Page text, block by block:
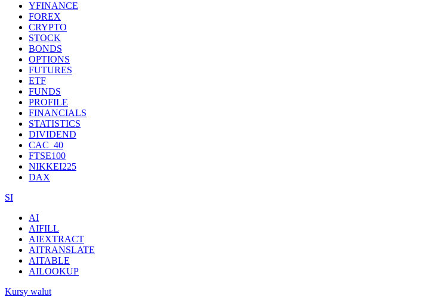
YFINANCE
FOREX
CRYPTO
STOCK
BONDS
OPTIONS
FUTURES
ETF
FUNDS
PROFILE
FINANCIALS
STATISTICS
DIVIDEND
CAC_40
FTSE100
NIKKEI225
DAX
SI
AI
AIFILL
AIEXTRACT
AITRANSLATE
AITABLE
AILOOKUP
Kursy walut